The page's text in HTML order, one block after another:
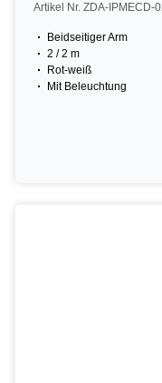
Artikel Nr. ZDA-IPMECD-
Beidseitiger Arm
2 / 2 m
Rot-weiß
Mit Beleuchtung